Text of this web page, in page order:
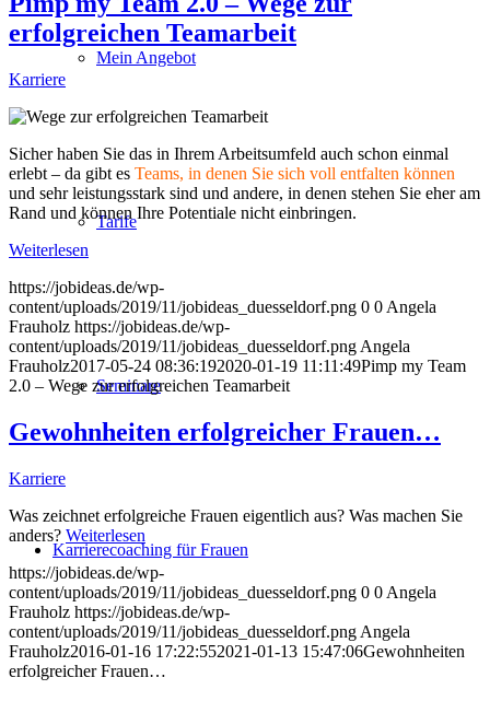
Mein Angebot
Tarife
Seminare
Karrierecoaching für Frauen
erfolgreichen Teamarbeit
Karriere
Sicher haben Sie das in Ihrem Arbeitsumfeld auch schon einmal
erlebt – da gibt es Teams, in denen Sie sich voll entfalten können
und sehr leistungsstark sind und andere, in denen stehen Sie eher am
Rand und können Ihre Potentiale nicht einbringen.
Weiterlesen
https://jobideas.de/wp-
content/uploads/2019/11/jobideas_duesseldorf.png 0 0 Angela
Frauholz https://jobideas.de/wp-
content/uploads/2019/11/jobideas_duesseldorf.png Angela
Frauholz2017-05-24 08:36:192020-01-19 11:11:49Pimp my Team
2.0 – Wege zur erfolgreichen Teamarbeit
Gewohnheiten erfolgreicher Frauen…
Karriere
Was zeichnet erfolgreiche Frauen eigentlich aus? Was machen Sie
anders? Weiterlesen
https://jobideas.de/wp-
content/uploads/2019/11/jobideas_duesseldorf.png 0 0 Angela
Frauholz https://jobideas.de/wp-
content/uploads/2019/11/jobideas_duesseldorf.png Angela
Frauholz2016-01-16 17:22:552021-01-13 15:47:06Gewohnheiten
erfolgreicher Frauen…